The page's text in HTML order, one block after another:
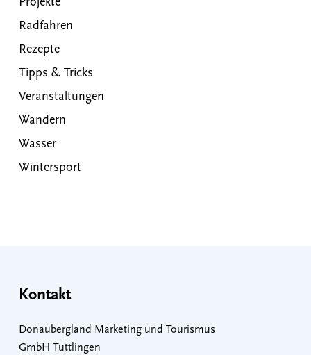
Radfahren
Rezepte
Tipps & Tricks
Veranstaltungen
Wandern
Wasser
Wintersport
Kontakt
Donaubergland Marketing und Tourismus
GmbH Tuttlingen